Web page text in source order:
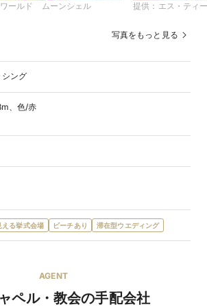
ールド ムーンシェル 提供： エス・ティ
写真をもっと見る
シング
、色/赤
える挙式会場 ビーチあり 滞在型ウエディング
AGENT
ペル・教会の手配会社